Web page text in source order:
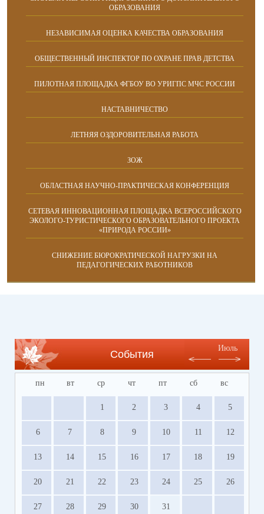
ОБРАЗОВАНИЯ
НЕЗАВИСИМАЯ ОЦЕНКА КАЧЕСТВА ОБРАЗОВАНИЯ
ОБЩЕСТВЕННЫЙ ИНСПЕКТОР ПО ОХРАНЕ ПРАВ ДЕТСТВА
ПИЛОТНАЯ ПЛОЩАДКА ФГБОУ ВО УРИГПС МЧС РОССИИ
НАСТАВНИЧЕСТВО
ЛЕТНЯЯ ОЗДОРОВИТЕЛЬНАЯ РАБОТА
ЗОЖ
ОБЛАСТНАЯ НАУЧНО-ПРАКТИЧЕСКАЯ КОНФЕРЕНЦИЯ
СЕТЕВАЯ ИННОВАЦИОННАЯ ПЛОЩАДКА ВСЕРОССИЙСКОГО
ЭКОЛОГО-ТУРИСТИЧЕСКОГО ОБРАЗОВАТЕЛЬНОГО ПРОЕКТА
«ПРИРОДА РОССИИ»
СНИЖЕНИЕ БЮРОКРАТИЧЕСКОЙ НАГРУЗКИ НА
ПЕДАГОГИЧЕСКИХ РАБОТНИКОВ
События
Июль
пн вт ср чт пт сб вс
1 2 3 4 5
6 7 8 9 10 11 12
13 14 15 16 17 18 19
20 21 22 23 24 25 26
27 28 29 30 31